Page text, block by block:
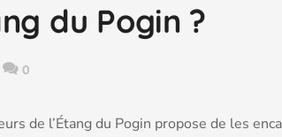
du Pogin ?
0
de l’Étang du Pogin propose de les